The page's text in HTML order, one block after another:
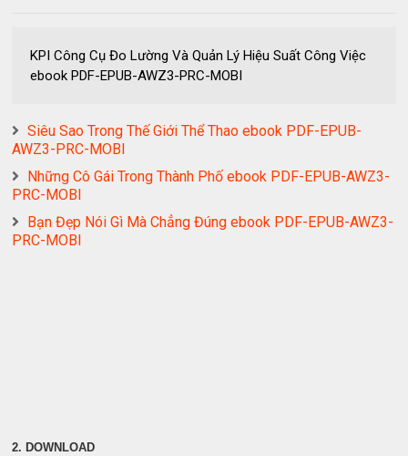
KPI Công Cụ Đo Lường Và Quản Lý Hiệu Suất Công Việc
ebook PDF-EPUB-AWZ3-PRC-MOBI
Siêu Sao Trong Thế Giới Thể Thao ebook PDF-EPUB-
AWZ3-PRC-MOBI
Những Cô Gái Trong Thành Phố ebook PDF-EPUB-AWZ3-
PRC-MOBI
Bạn Đẹp Nói Gì Mà Chẳng Đúng ebook PDF-EPUB-AWZ3-
PRC-MOBI
2. DOWNLOAD